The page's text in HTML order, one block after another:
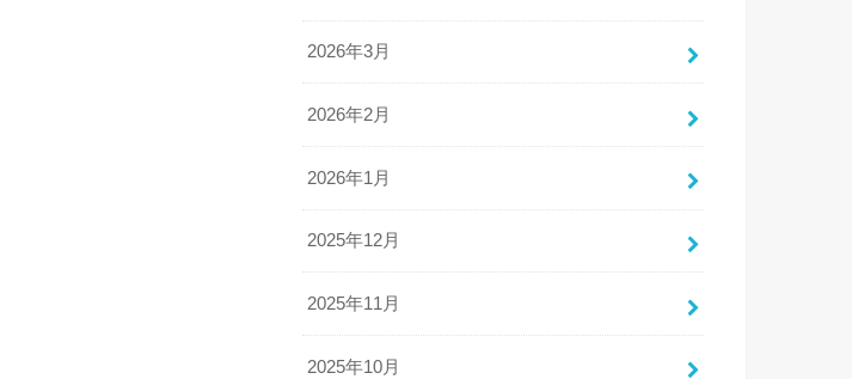
2026年3月
2026年2月
2026年1月
2025年12月
2025年11月
2025年10月